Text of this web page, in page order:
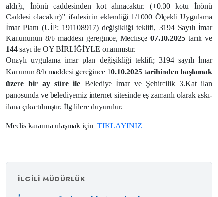
aldığı, İnönü caddesinden kot alınacaktır. (+0.00 kotu İnönü
Caddesi olacaktır)” ifadesinin eklendiği 1/1000 Ölçekli Uygulama
İmar Planı (UİP: 191108917) değişikliği teklifi, 3194 Sayılı İmar
Kanununun 8/b maddesi gereğince, Meclisçe07.10.2025 tarih ve
144 sayı ile OY BİRLİĞİYLE onanmıştır.
Onaylı uygulama imar plan değişikliği teklifi; 3194 sayılı İmar
Kanunun 8/b maddesi gereğince 10.10.2025 tarihinden başlamak
üzere bir ay süre ileBelediye İmar ve Şehircilik 3.Kat ilan
panosunda ve belediyemiz internet sitesinde eş zamanlı olarak askı-
ilana çıkartılmıştır. İlgililere duyurulur.
Meclis kararına ulaşmak için TIKLAYINIZ
İLGILI MÜDÜRLÜK